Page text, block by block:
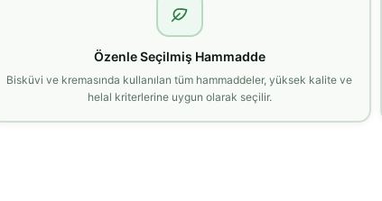
Özenle Seçilmiş Hammadde
Bisküvi ve kremasında kullanılan tüm hammaddeler, yüksek kalite ve
helal kriterlerine uygun olarak seçilir.